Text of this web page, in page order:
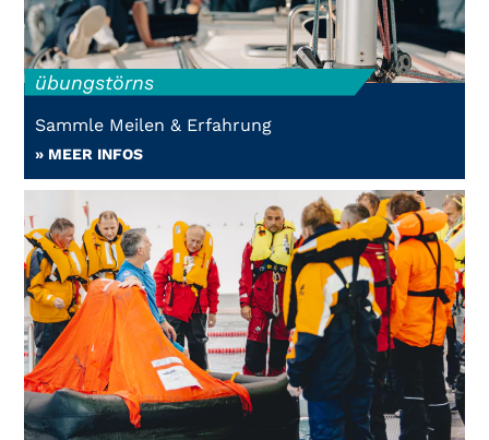
übungstörns
Sammle Meilen & Erfahrung
» MEER INFOS